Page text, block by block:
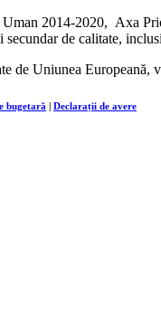
2014-2020, Axa
de calitate,
de Uniunea Europeană,
bugetară | Declarații de avere